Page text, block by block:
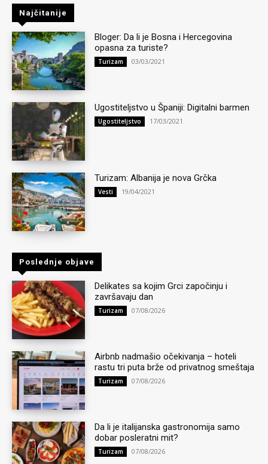
Najčitanije
Bloger: Da li je Bosna i Hercegovina
opasna za turiste?
Turizam 03/03/2021
Ugostiteljstvo u Španiji: Digitalni barmen
Ugostiteljstvo 17/03/2021
Turizam: Albanija je nova Grčka
Vesti 19/04/2021
Poslednje objave
Delikates sa kojim Grci započinju i
završavaju dan
Turizam 07/08/2026
Airbnb nadmašio očekivanja – hoteli
rastu tri puta brže od privatnog smeštaja
Turizam 07/08/2026
Da li je italijanska gastronomija samo
dobar posleratni mit?
Turizam 07/08/2026